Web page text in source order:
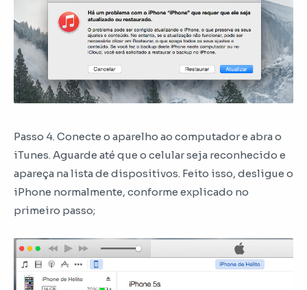
Passo 4. Conecte o aparelho ao computador e abra o
iTunes. Aguarde até que o celular seja reconhecido e
apareça na lista de dispositivos. Feito isso, desligue o
iPhone normalmente, conforme explicado no
primeiro passo;